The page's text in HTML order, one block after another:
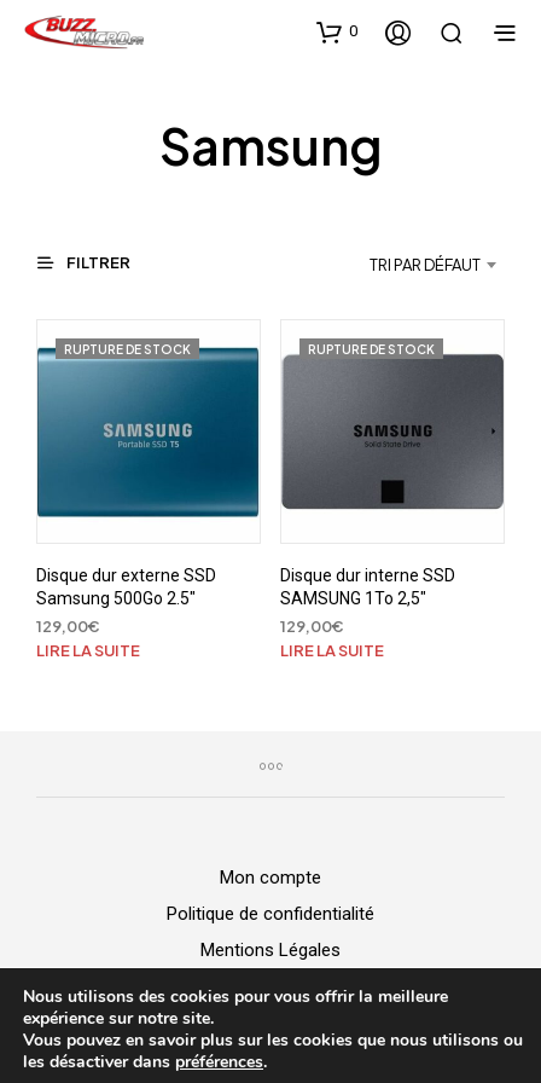
0
Samsung
FILTRER TRI PAR DÉFAUT
RUPTURE DE STOCK
Disque dur externe SSD
Samsung 500Go 2.5″
129,00€
LIRE LA SUITE
RUPTURE DE STOCK
Disque dur interne SSD
SAMSUNG 1To 2,5″
129,00€
LIRE LA SUITE
Mon compte
Politique de confidentialité
Mentions Légales
BUZZ MICRO -Vente de matériel |Dépannage Informatique|
Création de site web
Nous utilisons des cookies pour vous offrir la meilleure
expérience sur notre site.
Vous pouvez en savoir plus sur les cookies que nous utilisons ou
les désactiver dans préférences.